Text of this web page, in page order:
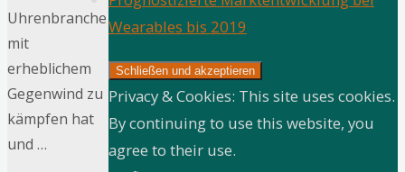
Uhrenbranche
mit
erheblichem
Gegenwind zu
kämpfen hat
und …
Wearables bis 2019
Privacy & Cookies: This site uses cookies.
By continuing to use this website, you
agree to their use.